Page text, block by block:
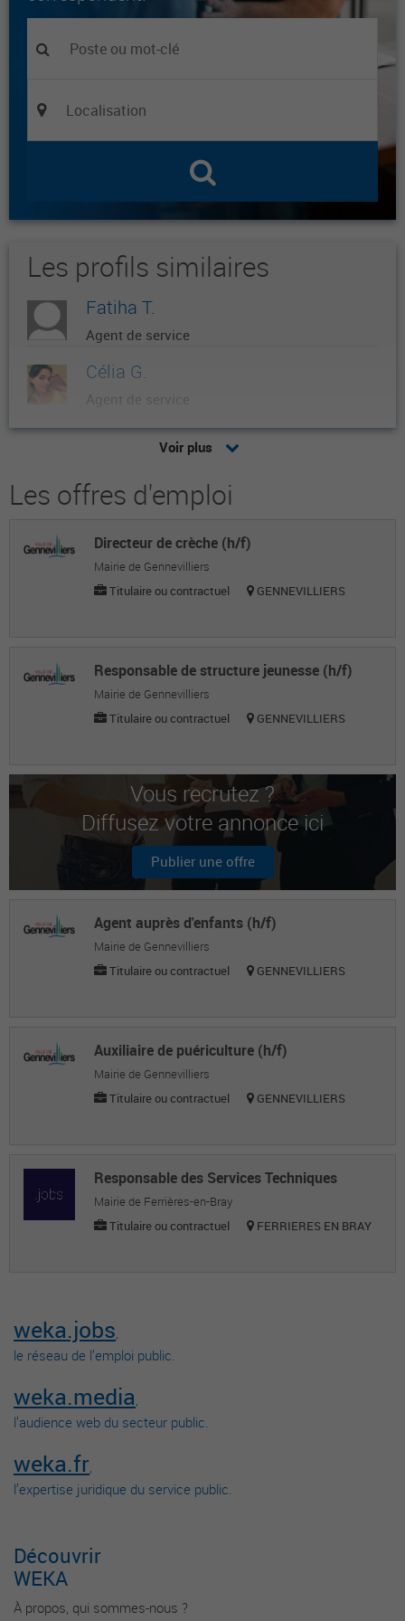
Les profils similaires
Fatiha T.
Agent de service
Célia G.
Agent de service
Murielle D.
Zouina B.
Laura B.
Agent de service
Christelle B.
Agent de service
Agent de service
Driss M.
Agent de service
Abdelmalek O.
Agent de service
Voir plus
Les offres d'emploi
Directeur de crèche (h/f)
Mairie de Gennevilliers
Titulaire ou contractuel
GENNEVILLIERS
Responsable de structure jeunesse (h/f)
Mairie de Gennevilliers
Titulaire ou contractuel
GENNEVILLIERS
Vous recrutez ?
Diffusez votre annonce ici
Publier une offre
Agent auprès d'enfants (h/f)
Mairie de Gennevilliers
Titulaire ou contractuel
GENNEVILLIERS
Auxiliaire de puériculture (h/f)
Mairie de Gennevilliers
Titulaire ou contractuel
GENNEVILLIERS
Responsable des Services Techniques
Mairie de Ferrières-en-Bray
Titulaire ou contractuel
FERRIERES EN BRAY
weka.jobs,
le réseau de l’emploi public.
weka.media,
l’audience web du secteur public.
weka.fr,
l’expertise juridique du service public.
Découvrir
WEKA
À propos, qui sommes-nous ?